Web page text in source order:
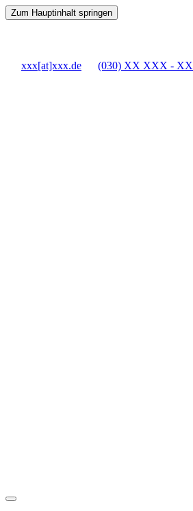
Zum Hauptinhalt springen
xxx[at]xxx.de (030) XX XXX - XX